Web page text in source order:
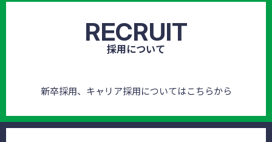
RECRUIT
採用について
新卒採用、キャリア採用についてはこちらから